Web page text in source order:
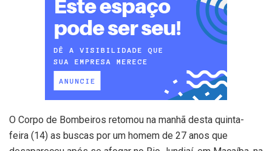
O Corpo de Bombeiros retomou na manhã desta quinta-
feira (14) as buscas por um homem de 27 anos que